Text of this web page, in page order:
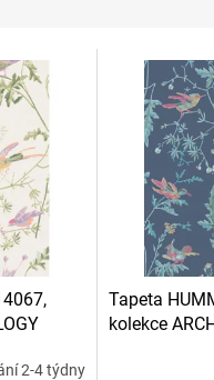
2-4 týdny
Tapeta
kolekce